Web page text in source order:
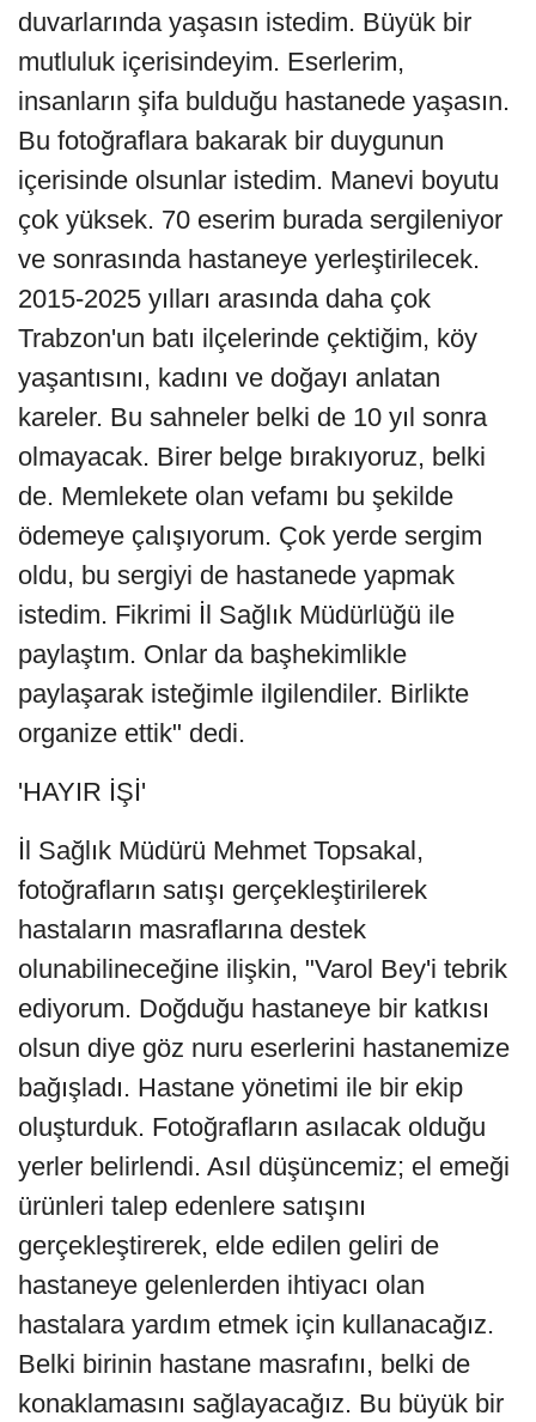
duvarlarında yaşasın istedim. Büyük bir
mutluluk içerisindeyim. Eserlerim,
insanların şifa bulduğu hastanede yaşasın.
Bu fotoğraflara bakarak bir duygunun
içerisinde olsunlar istedim. Manevi boyutu
çok yüksek. 70 eserim burada sergileniyor
ve sonrasında hastaneye yerleştirilecek.
2015-2025 yılları arasında daha çok
Trabzon'un batı ilçelerinde çektiğim, köy
yaşantısını, kadını ve doğayı anlatan
kareler. Bu sahneler belki de 10 yıl sonra
olmayacak. Birer belge bırakıyoruz, belki
de. Memlekete olan vefamı bu şekilde
ödemeye çalışıyorum. Çok yerde sergim
oldu, bu sergiyi de hastanede yapmak
istedim. Fikrimi İl Sağlık Müdürlüğü ile
paylaştım. Onlar da başhekimlikle
paylaşarak isteğimle ilgilendiler. Birlikte
organize ettik" dedi.
'HAYIR İŞİ'
İl Sağlık Müdürü Mehmet Topsakal,
fotoğrafların satışı gerçekleştirilerek
hastaların masraflarına destek
olunabilineceğine ilişkin, "Varol Bey'i tebrik
ediyorum. Doğduğu hastaneye bir katkısı
olsun diye göz nuru eserlerini hastanemize
bağışladı. Hastane yönetimi ile bir ekip
oluşturduk. Fotoğrafların asılacak olduğu
yerler belirlendi. Asıl düşüncemiz; el emeği
ürünleri talep edenlere satışını
gerçekleştirerek, elde edilen geliri de
hastaneye gelenlerden ihtiyacı olan
hastalara yardım etmek için kullanacağız.
Belki birinin hastane masrafını, belki de
konaklamasını sağlayacağız. Bu büyük bir